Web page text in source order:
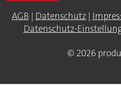
AGB | Datenschutz|
Datenschutz-
© 2026